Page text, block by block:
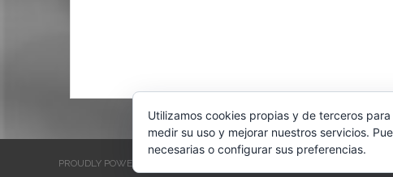
PROUDLY POWERED BY WORDPRESS
Utilizamos cookies propias y de terceros
medir su uso y mejorar nuestros servicios.
necesarias o configurar sus preferencias.